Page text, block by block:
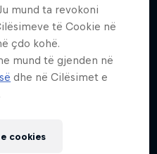
mund ta revokoni
të Cookie në
çdo kohë.
mund të gjenden në
dhe në Cilësimet e
cookies